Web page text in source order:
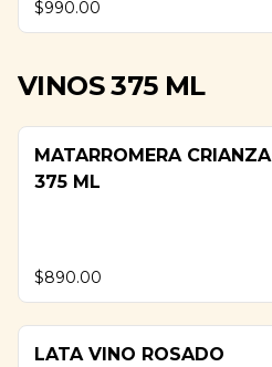
$990.00
VINOS 375 ML
MATARROMERA CRIANZA
375 ML
$890.00
LATA VINO ROSADO